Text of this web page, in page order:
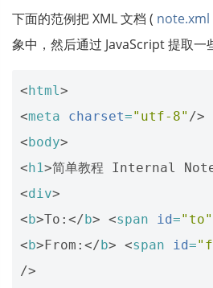
下面的范例把 XML 文档 ( note.xml
象中，然后通过 JavaScript 提取一
<html>
<meta charset="utf-8" />
<body>
<h1>简单教程 Internal
<div>
<b>To: </b> <span id="to"
<b>From: </b> <span id=
/>